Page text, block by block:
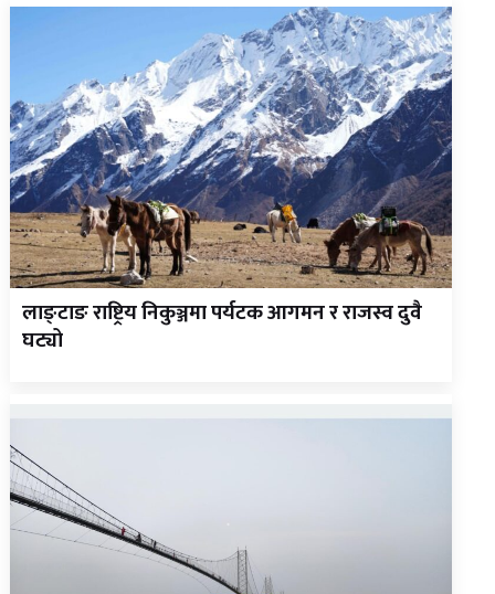
लाङ्टाङ राष्ट्रिय निकुञ्जमा पर्यटक आगमन र राजस्व दुवै
घट्यो